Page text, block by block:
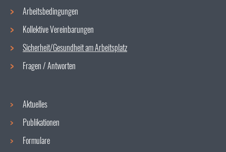
Navigationsmenü
Arbeitsbedingungen
Kollektive Vereinbarungen
Sicherheit/Gesundheit am Arbeitsplatz
Fragen / Antworten
Aktuelles
Publikationen
Formulare